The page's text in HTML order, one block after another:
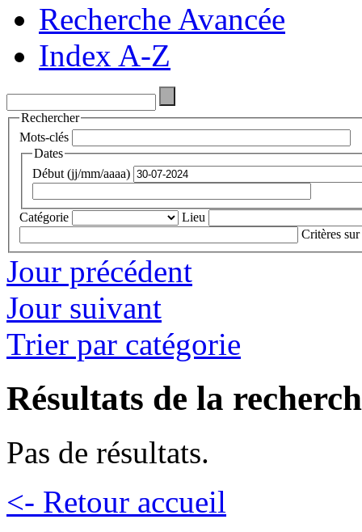
Recherche Avancée
Index A-Z
Rechercher
Mots-clés
Dates
Début (jj/mm/aaaa)
Catégorie
Lieu
Critères sur
Jour précédent
Jour suivant
Trier par catégorie
Résultats de la
Pas de résultats.
<- Retour accueil